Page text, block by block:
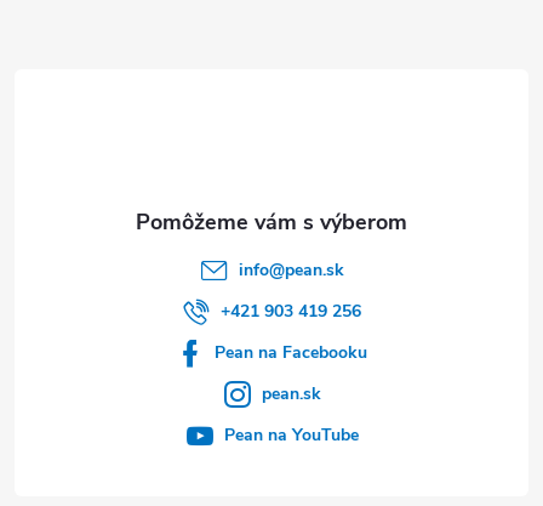
info@pean.sk
+421 903 419 256
Pean na Facebooku
pean.sk
Pean na YouTube